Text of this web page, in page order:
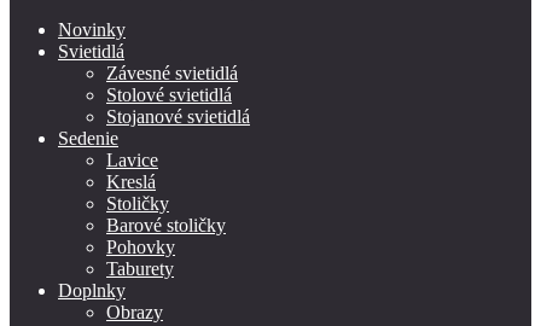
Novinky
Svietidlá
Závesné svietidlá
Stolové svietidlá
Stojanové svietidlá
Sedenie
Lavice
Kreslá
Stoličky
Barové stoličky
Pohovky
Taburety
Doplnky
Obrazy